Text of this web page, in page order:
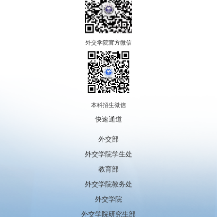
外交学院官方微信
本科招生微信
快速通道
外交部
外交学院学生处
教育部
外交学院教务处
外交学院
外交学院研究生部